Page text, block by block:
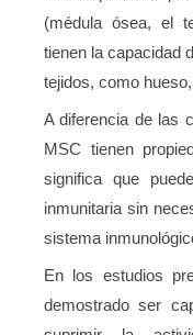
(médula ósea, el
tienen la capacidad
tejidos, como
A diferencia de las
MSC tienen
significa que
inmunitaria sin
sistema
En los estudios
demostrado ser